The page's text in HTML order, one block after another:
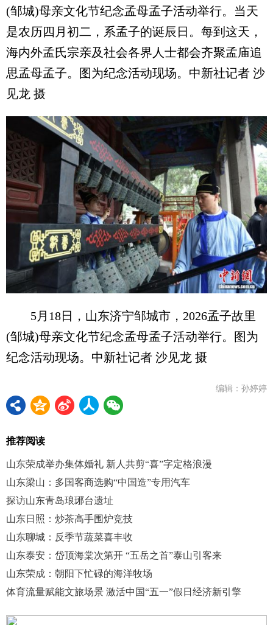
(邹城)母亲文化节纪念孟母孟子活动举行。当天
是农历四月初二，系孟子的诞辰日。每到这天，
海内外孟氏宗亲及社会各界人士都会齐聚孟庙追
思孟母孟子。图为纪念活动现场。中新社记者 沙
见龙 摄
5月18日，山东济宁邹城市，2026孟子故里
(邹城)母亲文化节纪念孟母孟子活动举行。图为
纪念活动现场。中新社记者 沙见龙 摄
编辑：孙婷婷
推荐阅读
山东荣成举办集体婚礼 新人共剪“喜”字定格浪漫
山东梁山：多国客商选购“中国造”专用汽车
探访山东青岛琅琊台遗址
山东日照：炒茶高手围炉竞技
山东聊城：反季节蔬菜喜丰收
山东泰安：岱顶海棠次第开 “五岳之首”泰山引客来
山东荣成：朝阳下忙碌的海洋牧场
体育流量赋能文旅场景 激活中国“五一”假日经济新引擎